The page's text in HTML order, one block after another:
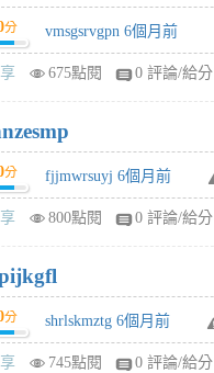
分 vmsgsrvgpn 6個月前
675點閱 0 評論/給分
分 fjjmwrsuyj 6個月前
800點閱 0 評論/給分
分 shrlskmztg 6個月前
745點閱 0 評論/給分